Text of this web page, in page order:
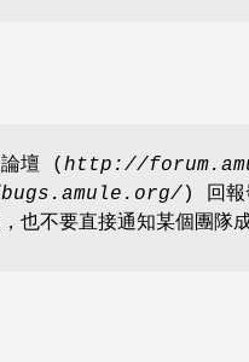
論壇 ( http://
) 回報
也不要直接通知某個團隊成